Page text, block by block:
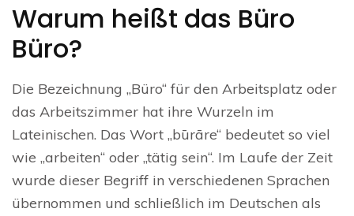
Warum heißt das Büro
Büro?
Die Bezeichnung „Büro“ für den Arbeitsplatz oder
das Arbeitszimmer hat ihre Wurzeln im
Lateinischen. Das Wort „būrāre“ bedeutet so viel
wie „arbeiten“ oder „tätig sein“. Im Laufe der Zeit
wurde dieser Begriff in verschiedenen Sprachen
übernommen und schließlich im Deutschen als